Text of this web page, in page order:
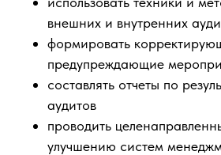
внешних и внутренних
формировать
предупреждающие
составлять отчеты по
аудитов
проводить
улучшению систем